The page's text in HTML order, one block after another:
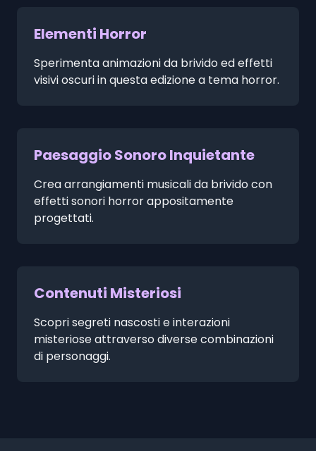
Elementi Horror
Sperimenta animazioni da brivido ed effetti
visivi oscuri in questa edizione a tema horror.
Paesaggio Sonoro Inquietante
Crea arrangiamenti musicali da brivido con
effetti sonori horror appositamente
progettati.
Contenuti Misteriosi
Scopri segreti nascosti e interazioni
misteriose attraverso diverse combinazioni
di personaggi.